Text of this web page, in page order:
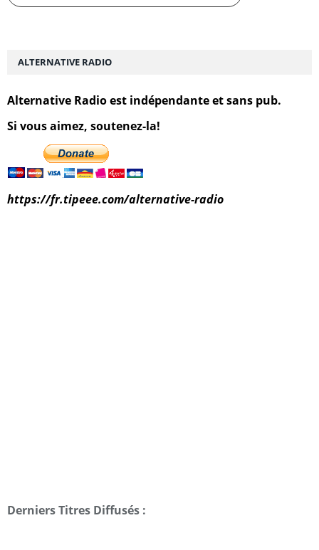
ALTERNATIVE RADIO
Alternative Radio est indépendante et sans pub.
Si vous aimez, soutenez-la!
https://fr.tipeee.com/alternative-radio
Derniers Titres Diffusés :